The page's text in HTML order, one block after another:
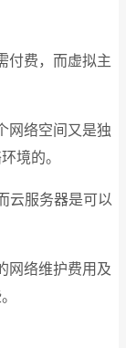
付费，而虚拟主
网络空间又是独
境的。
云服务器是可以
网络维护费用及